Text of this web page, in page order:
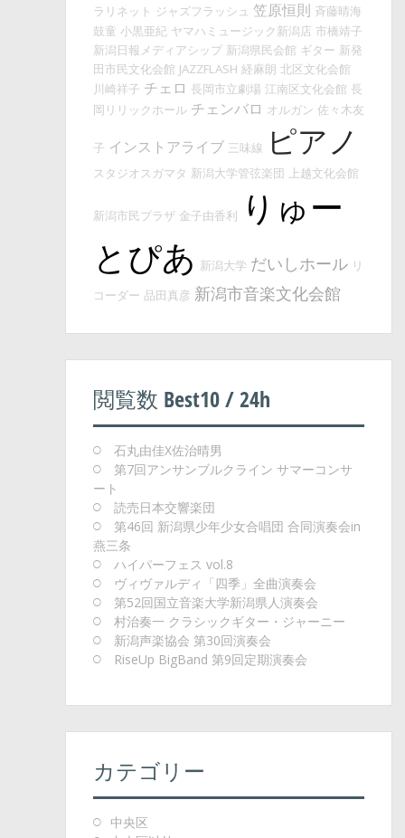
ラリネット ジャズフラッシュ 笠原恒則 斉藤晴海
鼓童 小黒亜紀 ヤマハミュージック新潟店 市橋靖子
新潟日報メディアシップ 新潟県民会館 ギター 新発
田市民文化会館 JAZZFLASH 経麻朗 北区文化会館
川崎祥子 チェロ 長岡市立劇場 江南区文化会館 長
岡リリックホール チェンバロ オルガン 佐々木友
子 インストアライブ 三味線 ピアノ
スタジオスガマタ 新潟大学管弦楽団 上越文化会館
新潟市民プラザ 金子由香利
りゅー
とぴあ 新潟大学 だいしホール リ
コーダー 品田真彦 新潟市音楽文化会館
閲覧数 Best10 / 24h
石丸由佳X佐治晴男
第7回アンサンブルクライン サマーコンサ
ート
読売日本交響楽団
第46回 新潟県少年少女合唱団 合同演奏会in
燕三条
ハイパーフェス vol.8
ヴィヴァルディ「四季」全曲演奏会
第52回国立音楽大学新潟県人演奏会
村治奏一 クラシックギター・ジャーニー
新潟声楽協会 第30回演奏会
RiseUp BigBand 第9回定期演奏会
カテゴリー
中央区